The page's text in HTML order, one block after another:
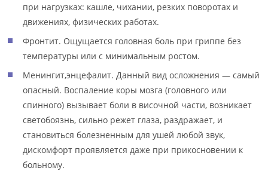
при нагрузках: кашле, чихании, резких поворотах и
движениях, физических работах.
Фронтит. Ощущается головная боль при гриппе без
температуры или с минимальным ростом.
Менингит,энцефалит. Данный вид осложнения — самый
опасный. Воспаление коры мозга (головного или
спинного) вызывает боли в височной части, возникает
светобоязнь, сильно режет глаза, раздражает, и
становиться болезненным для ушей любой звук,
дискомфорт проявляется даже при прикосновении к
больному.